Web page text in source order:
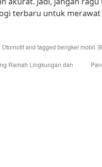
terbaru untuk merawat
Otomotifand tagged bengkel mobil.
Ramah Lingkungan dan